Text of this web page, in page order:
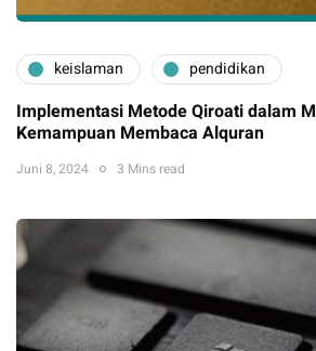
keislaman pendidikan
Implementasi Metode Qiroati dalam
Kemampuan Membaca Alquran
Juni 8, 2024 3 Mins read